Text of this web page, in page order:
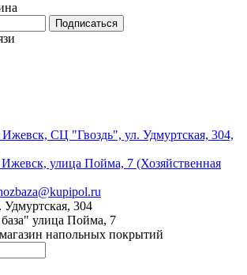
Ижевск, СЦ "Гвоздь", ул. Удмуртская, 304,
Ижевск, улица Пойма, 7 (Хозяйственная
304
улица Пойма, 7
напольных покрытий